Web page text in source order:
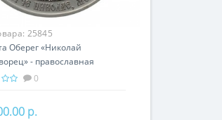
25845
Оберег «Николай
- православная
0
р.